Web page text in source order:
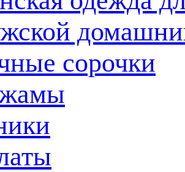
сорочки